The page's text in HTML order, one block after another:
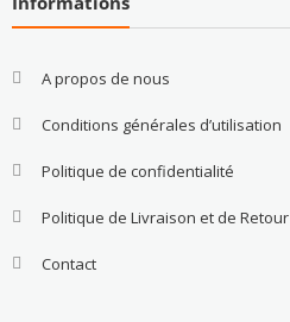
A propos de nous
Conditions générales d’utilisation
Politique de confidentialité
Politique de Livraison et de Retour
Contact